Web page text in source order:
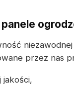
przez nas
jakości,